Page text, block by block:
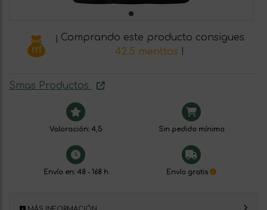
¡ Comprando este producto consigues
42.5 menttos !
Smas Productos
Valoración: 4,5 Sin pedido mínimo
Envío en: 48 - 168 h Envío gratis